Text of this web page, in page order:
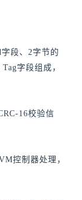
段、2字节的
字段组成，
16校验信
控制器处理，